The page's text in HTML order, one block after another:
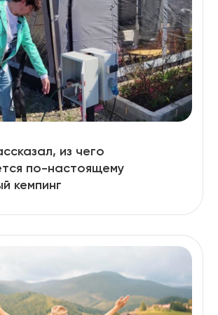
из чего
по-настоящему
кемпинг